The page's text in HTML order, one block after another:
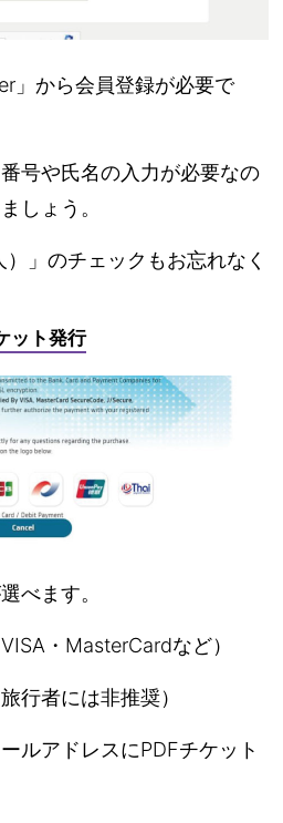
」から会員登録が必要で
号や氏名の入力が必要なの
しょう。
）」のチェックもお忘れなく
ット発行
べます。
・MasterCardなど）
行者には非推奨）
ルアドレスにPDFチケット